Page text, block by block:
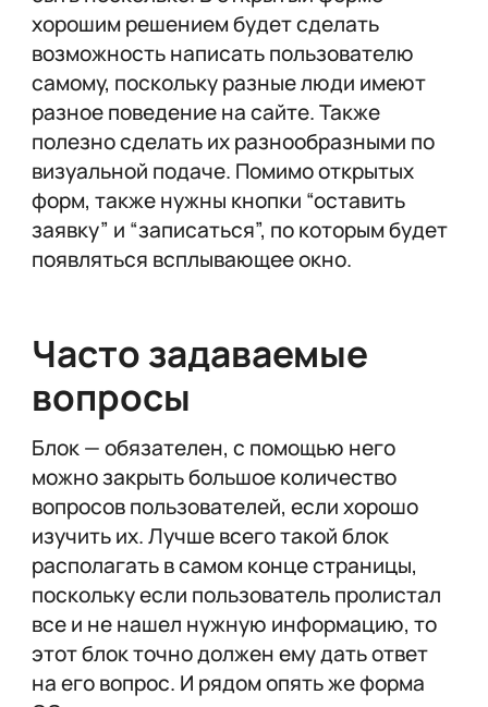
хорошим решением будет сделать
возможность написать пользователю
самому, поскольку разные люди имеют
разное поведение на сайте. Также
полезно сделать их разнообразными по
визуальной подаче. Помимо открытых
форм, также нужны кнопки “оставить
заявку” и “записаться”, по которым будет
появляться всплывающее окно.
Часто задаваемые
вопросы
Блок — обязателен, с помощью него
можно закрыть большое количество
вопросов пользователей, если хорошо
изучить их. Лучше всего такой блок
располагать в самом конце страницы,
поскольку если пользователь пролистал
все и не нашел нужную информацию, то
этот блок точно должен ему дать ответ
на его вопрос. И рядом опять же форма